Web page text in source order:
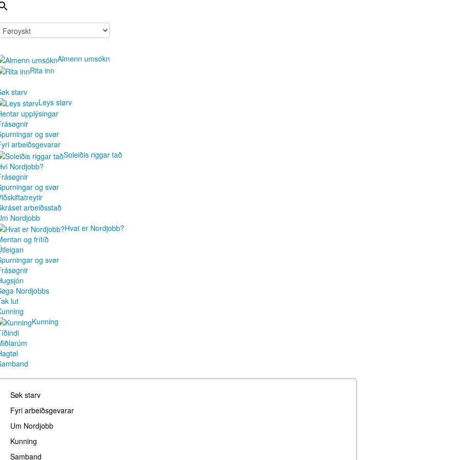
Almenn umsókn
Rita inn
starv
Leys størv
upplýsingar
og svør
arbeiðsgevarar
Soleiðis riggar tað
Nordjobb?
og svør
arbeiðsstað
Nordjobb
Hvat er Nordjobb?
og frítíð
og svør
Nordjobbs
lut
Kunning
Søk starv
Fyri arbeiðsgevarar
Um Nordjobb
Kunning
Samband